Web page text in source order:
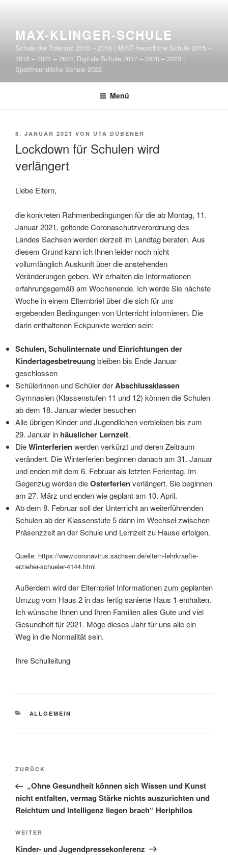
springenMAX-KLINGER-SCHULE
Schule der Toleranz 2015 – 2016 | MINT-freundliche Schule 2015 –
2018 – 2021 – 2024| Digitale Schule 2017 – 2020 – 2023 |
Sportfreundliche Schule 2022
Menü
VERÖFFENTLICHT
8. JANUAR 2021 VON UTA DÜBENER
Lockdown für Schulen wird
verlängert
Liebe Eltern,
die konkreten Rahmenbedingungen für die ab Montag, 11.
Januar 2021, geltende Coronaschutzverordnung des
Landes Sachsen werden derzeit im Landtag beraten. Aus
diesem Grund kann ich Ihnen leider noch nicht
vollumfänglich Auskunft über die anstehenden
Veränderungen geben. Wir erhalten die Informationen
erfahrungsgemäß am Wochenende. Ich werde Sie nächste
Woche in einem Elternbrief über die sich für uns
ergebenden Bedingungen von Unterricht informieren. Die
darin enthaltenen Eckpunkte werden sein:
Schulen, Schulinternate und Einrichtungen der
Kindertagesbetreuung bleiben bis Ende Januar
geschlossen
Schülerinnen und Schüler derAbschlussklassen
Gymnasien (Klassenstufen 11 und 12) können die Schulen
ab dem 18. Januar wieder besuchen
Alle übrigen Kinder und Jugendlichen verbleiben bis zum
29. Januar in häuslicher Lernzeit.
DieWinterferienwerden verkürzt und deren Zeitraum
verändert. Die Winterferien beginnen danach am 31. Januar
und enden mit dem 6. Februar als letzten Ferientag. Im
Gegenzug werden dieOsterferienverlängert. Sie beginnen
am 27. März und enden wie geplant am 10. April.
Ab dem 8. Februar soll der Unterricht an weiterführenden
Schulen ab der Klassenstufe 5 dann im Wechsel zwischen
Präsenzzeit an der Schule und Lernzeit zu Hause erfolgen.
Quelle: https://www.coronavirus.sachsen.de/eltern-lehrkraefte-
erzieher-schueler-4144.html
Außerdem wird der Elternbrief Informationen zum geplanten
Umzug vom Haus 2 in das fertig sanierte Haus 1 enthalten.
Ich wünsche Ihnen und Ihren Familien alles Gute und viel
Gesundheit für 2021. Möge dieses Jahr für uns alle ein
Weg in die Normalität sein.
Ihre Schulleitung
KATEGORIEN
ALLGEMEIN
Beitragsnavigation
Vorheriger
Beitrag
ZURÜCK
„Ohne Gesundheit können sich Wissen und Kunst
nicht entfalten, vermag Stärke nichts auszurichten und
Reichtum und Intelligenz liegen brach“ Heriphilos
Nächster
Beitrag
WEITER
Kinder- und Jugendpressekonferenz